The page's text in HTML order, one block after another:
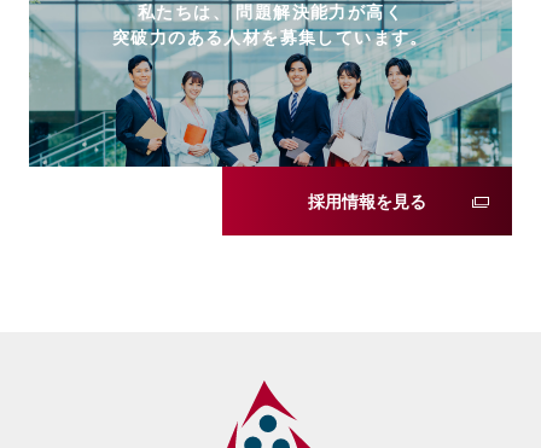
私たちは、 問題解決能力が高く
突破力のある人材を募集しています。
採用情報を見る